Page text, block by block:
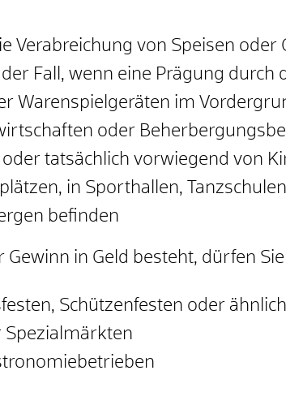
Verabreichung von Speisen
Fall, wenn eine Prägung
Warenspielgeräten im
oder
tatsächlich vorwiegend von
in Sporthallen,
befinden
Gewinn in Geld besteht, dürfen
Schützenfesten oder
Spezialmärkten